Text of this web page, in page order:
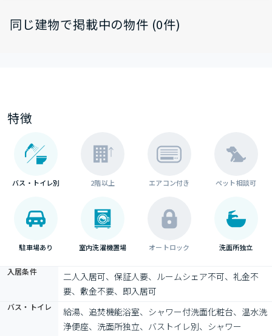
同じ建物で掲載中の物件 (0件)
特徴
バス・トイレ別 2階以上 エアコン付き ペット相談可
駐車場あり 室内洗濯機置場 オートロック 洗面所独立
入居条件
二人入居可、保証人要、ルームシェア不可、礼金不
要、敷金不要、即入居可
バス・トイレ
給湯、追焚機能浴室、シャワー付洗面化粧台、温水洗
浄便座、洗面所独立、バストイレ別、シャワー